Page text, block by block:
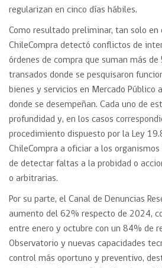
regularizan en cinco días hábiles.
Como resultado preliminar, tan solo en
ChileCompra detectó conflictos de
órdenes de compra que suman más
transados donde se pesquisaron
bienes y servicios en Mercado Público
donde se desempeñan. Cada uno de
profundidad y, en los casos
procedimiento dispuesto por la Ley
ChileCompra a oficiar a los
de detectar faltas a la probidad o
o arbitrarias.
Por su parte, el Canal de Denuncias
aumento del 62% respecto de 2024,
entre enero y octubre con un 84% de
Observatorio y nuevas capacidades
control más oportuno y preventivo,